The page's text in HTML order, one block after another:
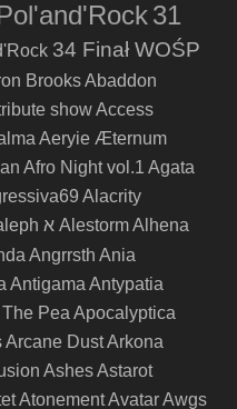
31
34 Finał WOŚP
BrooksAbaddon
showAccess
Aeryie Æternum
Afro Night vol.1 Agata
Alacrity
aleph א AlestormAlhena
Angrrsth Ania
Antigama Antypatia
Pea Apocalyptica
Arcane DustArkona
AshesAstarot
AtonementAvatarAwgs